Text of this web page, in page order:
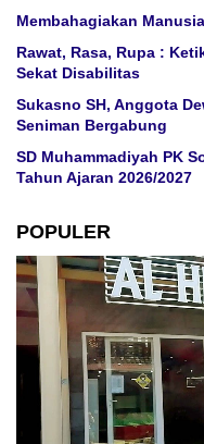
Membahagiakan
Rawat, Rasa, Rupa :
Sekat Disabilitas
Sukasno SH, Anggota
Seniman Bergabung
SD Muhammadiyah PK
Tahun Ajaran 2026/2027
POPULER